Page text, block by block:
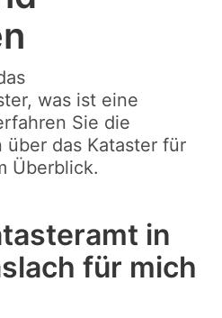
was ist eine
Sie die
das Kataster für
Überblick.
in
für mich